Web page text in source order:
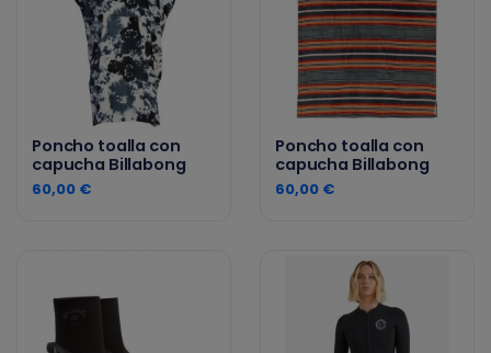
Poncho toalla con
capucha Billabong
60,00 €
Poncho toalla con
capucha Billabong
60,00 €